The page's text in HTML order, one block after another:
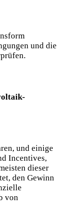
und die
und einige
Incentives,
dieser
den Gewinn
von